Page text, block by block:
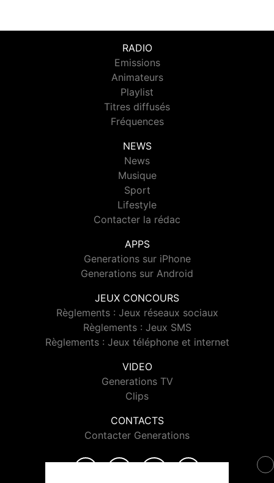
RADIO
Emissions
Animateurs
Playlist
Titres diffusés
Fréquences
NEWS
News
Musique
Sport
Lifestyle
Contacter la rédac
APPS
Generations sur iPhone
Generations sur Android
JEUX CONCOURS
Règlements : Jeux réseaux sociaux
Règlements : Jeux SMS
Règlements : Jeux téléphone et internet
VIDEO
Generations TV
Clips
CONTACTS
Contacter Generations